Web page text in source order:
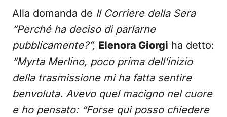
Alla domanda de Il Corriere della Sera
“Perché ha deciso di parlarne
pubblicamente?”, Elenora Giorgi ha detto:
“Myrta Merlino, poco prima dell’inizio
della trasmissione mi ha fatta sentire
benvoluta. Avevo quel macigno nel cuore
e ho pensato: “Forse qui posso chiedere